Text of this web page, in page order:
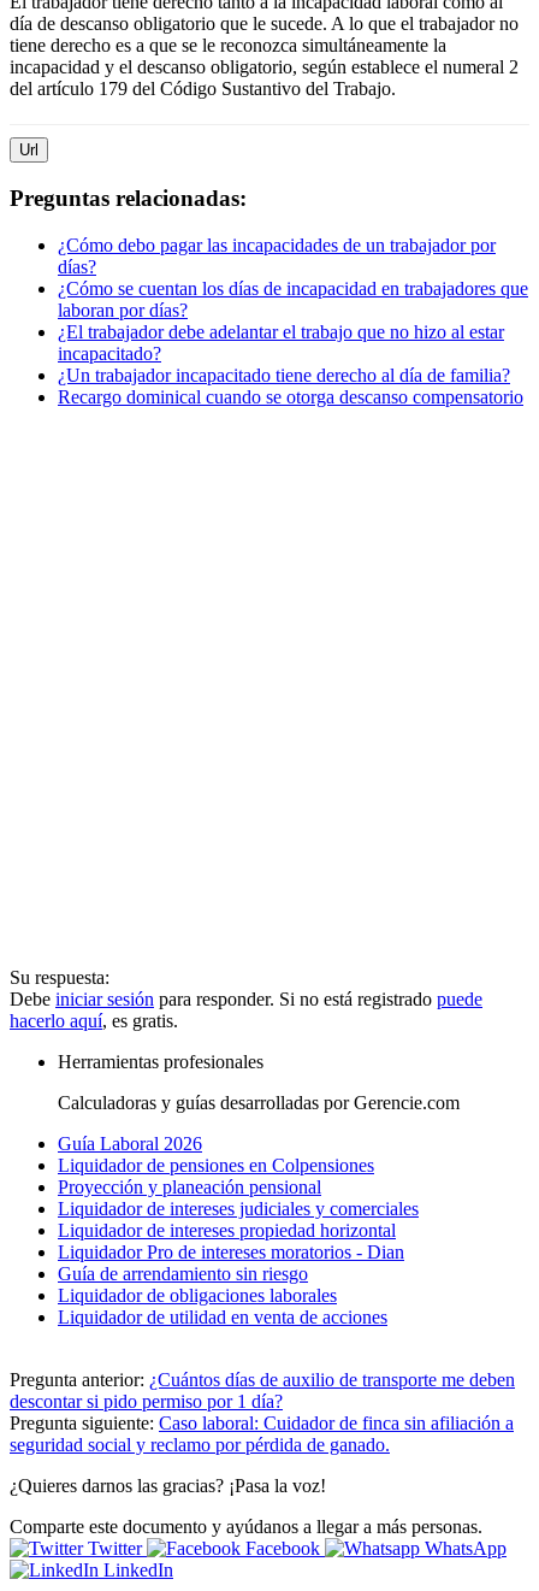
día de descanso obligatorio que le sucede. A lo que el trabajador no
tiene derecho es a que se le reconozca simultáneamente la
incapacidad y el descanso obligatorio, según establece el numeral 2
del artículo 179 del Código Sustantivo del Trabajo.
Url
Preguntas relacionadas:
¿Cómo debo pagar las incapacidades de un trabajador por
días?
¿Cómo se cuentan los días de incapacidad en trabajadores que
laboran por días?
¿El trabajador debe adelantar el trabajo que no hizo al estar
incapacitado?
¿Un trabajador incapacitado tiene derecho al día de familia?
Recargo dominical cuando se otorga descanso compensatorio
Su respuesta:
Debe iniciar sesión para responder. Si no está registrado puede
hacerlo aquí, es gratis.
Herramientas profesionales
Calculadoras y guías desarrolladas por Gerencie.com
Guía Laboral 2026
Liquidador de pensiones en Colpensiones
Proyección y planeación pensional
Liquidador de intereses judiciales y comerciales
Liquidador de intereses propiedad horizontal
Liquidador Pro de intereses moratorios - Dian
Guía de arrendamiento sin riesgo
Liquidador de obligaciones laborales
Liquidador de utilidad en venta de acciones
Pregunta anterior: ¿Cuántos días de auxilio de transporte me deben
descontar si pido permiso por 1 día?
Pregunta siguiente: Caso laboral: Cuidador de finca sin afiliación a
seguridad social y reclamo por pérdida de ganado.
¿Quieres darnos las gracias? ¡Pasa la voz!
Comparte este documento y ayúdanos a llegar a más personas.
Twitter
Facebook
WhatsApp
LinkedIn